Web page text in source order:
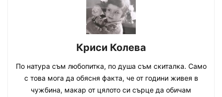
Криси Колева
По натура съм любопитка, по душа съм скиталка. Само
с това мога да обясня факта, че от години живея в
чужбина, макар от цялото си сърце да обичам